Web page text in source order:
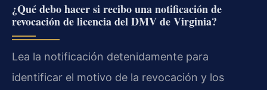
¿Qué debo hacer si recibo una notificación de
revocación de licencia del DMV de Virginia?
Lea la notificación detenidamente para
identificar el motivo de la revocación y los